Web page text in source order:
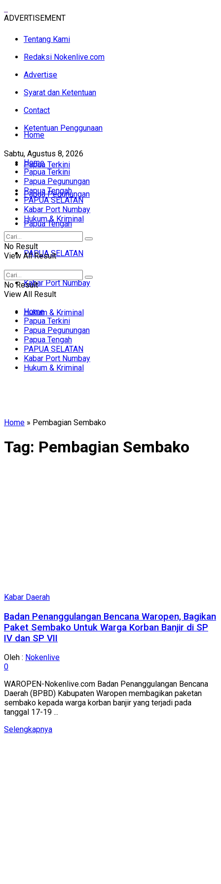
ADVERTISEMENT
Tentang Kami
Redaksi Nokenlive.com
Advertise
Syarat dan Ketentuan
Contact
Ketentuan Penggunaan
Sabtu, Agustus 8, 2026
Home
Papua Terkini
Papua Pegunungan
Papua Tengah
PAPUA SELATAN
Kabar Port Numbay
Hukum & Kriminal
Home
Papua Terkini
Papua Pegunungan
Papua Tengah
PAPUA SELATAN
Kabar Port Numbay
Hukum & Kriminal
No Result
View All Result
No Result
View All Result
Home
Papua Terkini
Papua Pegunungan
Papua Tengah
PAPUA SELATAN
Kabar Port Numbay
Hukum & Kriminal
Home » Pembagian Sembako
Tag: Pembagian Sembako
Kabar Daerah
Badan Penanggulangan Bencana Waropen, Bagikan
Paket Sembako Untuk Warga Korban Banjir di SP
IV dan SP VII
Oleh : Nokenlive
0
WAROPEN-Nokenlive.com Badan Penanggulangan Bencana
Daerah (BPBD) Kabupaten Waropen membagikan paketan
sembako kepada warga korban banjir yang terjadi pada
tanggal 17-19 ...
SelengkapnyaDetails